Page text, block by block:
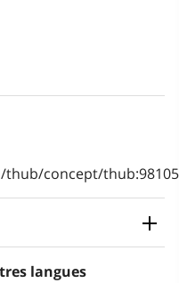
concept/
langues